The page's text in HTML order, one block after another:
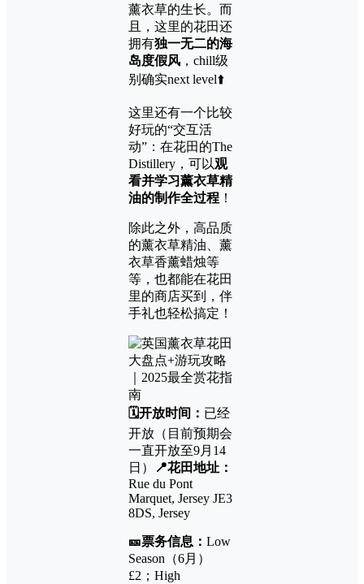
薰衣草的生长。而
且，这里的花田还
拥有独一无二的海
岛度假风 ，chill级
别确实next level⬆️
这里还有一个比较
好玩的“交互活
动”：在花田的The
Distillery，可以观
看并学习薰衣草精
油的制作全过程 ！
除此之外，高品质
的薰衣草精油、薰
衣草香薰蜡烛等
等，也都能在花田
里的商店买到，伴
手礼也轻松搞定！
🗓️开放时间： 已经
开放（目前预期会
一直开放至9月14
日）
📍花田地址：
Rue du Pont
Marquet, Jersey JE3
8DS, Jersey
🎫票务信息： Low
Season（6月）
£2；High